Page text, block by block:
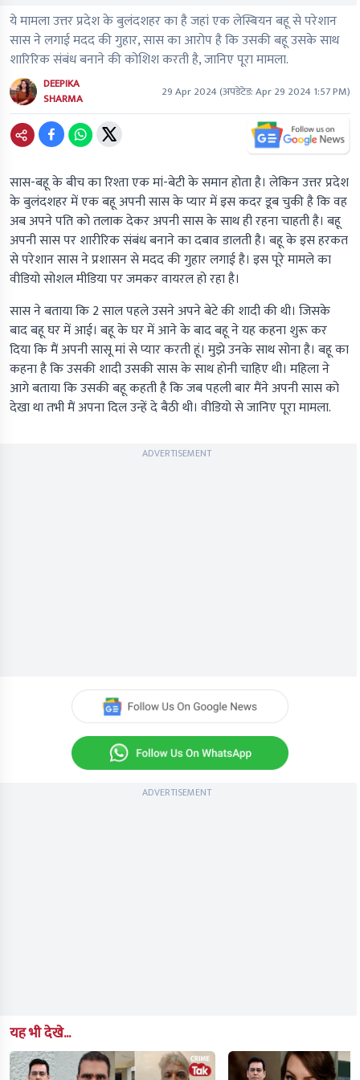
ये मामला उत्तर प्रदेश के बुलंदशहर का है जहां एक लेस्बियन बहू से परेशान
सास ने लगाई मदद की गुहार, सास का आरोप है कि उसकी बहू उसके साथ
शारिरिक संबंध बनाने की कोशिश करती है, जानिए पूरा मामला.
DEEPIKA
SHARMA
29 Apr 2024(अपडेटेड:Apr 29 2024 1:57 PM)
सास-बहू के बीच का रिश्ता एक मां-बेटी के समान होता है। लेकिन उत्तर प्रदेश
के बुलंदशहर में एक बहू अपनी सास के प्यार में इस कदर डूब चुकी है कि वह
अब अपने पति को तलाक देकर अपनी सास के साथ ही रहना चाहती है। बहू
अपनी सास पर शारीरिक संबंध बनाने का दबाव डालती है। बहू के इस हरकत
से परेशान सास ने प्रशासन से मदद की गुहार लगाई है। इस पूरे मामले का
वीडियो सोशल मीडिया पर जमकर वायरल हो रहा है।
सास ने बताया कि 2 साल पहले उसने अपने बेटे की शादी की थी। जिसके
बाद बहू घर में आई। बहू के घर में आने के बाद बहू ने यह कहना शुरू कर
दिया कि मैं अपनी सासू मां से प्यार करती हूं। मुझे उनके साथ सोना है। बहू का
कहना है कि उसकी शादी उसकी सास के साथ होनी चाहिए थी। महिला ने
आगे बताया कि उसकी बहू कहती है कि जब पहली बार मैंने अपनी सास को
देखा था तभी मैं अपना दिल उन्हें दे बैठी थी। वीडियो से जानिए पूरा मामला.
ADVERTISEMENT
ADVERTISEMENT
यह भी देखे...